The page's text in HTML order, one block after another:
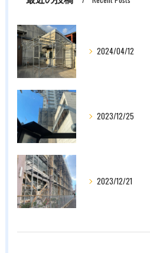
2024/04/12
2023/12/25
2023/12/21